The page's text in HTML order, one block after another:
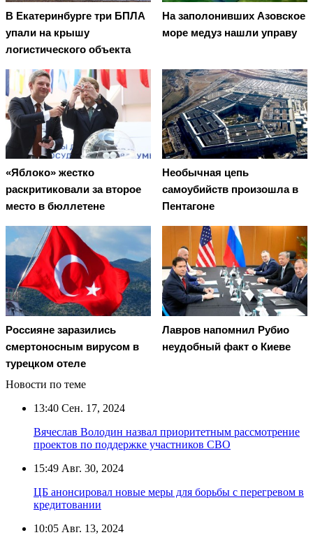
В Екатеринбурге три БПЛА
упали на крышу
логистического объекта
На заполонивших Азовское
море медуз нашли управу
«Яблоко» жестко
раскритиковали за второе
место в бюллетене
Необычная цепь
самоубийств произошла в
Пентагоне
Россияне заразились
смертоносным вирусом в
турецком отеле
Лавров напомнил Рубио
неудобный факт о Киеве
Новости по теме
13:40 Сен. 17, 2024
Вячеслав Володин назвал приоритетным рассмотрение
проектов по поддержке участников СВО
15:49 Авг. 30, 2024
ЦБ анонсировал новые меры для борьбы с перегревом в
кредитовании
10:05 Авг. 13, 2024